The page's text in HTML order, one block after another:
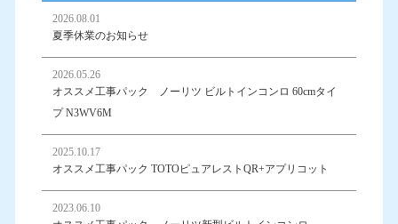
2026.08.01
夏季休業のお知らせ
2026.05.26
オススメ工事パック ノーリツ ビルトインコンロ 60cmタイ
プ N3WV6M
2025.10.17
オススメ工事パック TOTOピュアレストQR+アプリコット
2023.06.10